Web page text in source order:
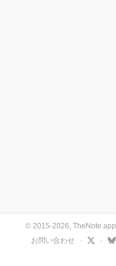
© 2015-2026, TheNote.app
お問い合わせ
· ·